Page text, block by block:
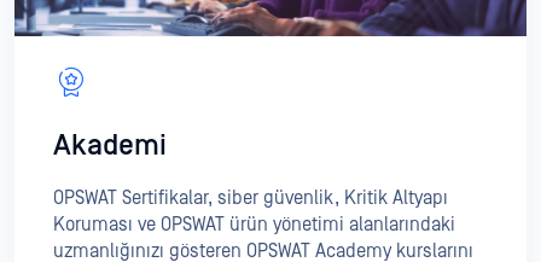
Akademi
OPSWAT Sertifikalar, siber güvenlik, Kritik Altyapı
Koruması ve OPSWAT ürün yönetimi alanlarındaki
uzmanlığınızı gösteren OPSWAT Academy kurslarını